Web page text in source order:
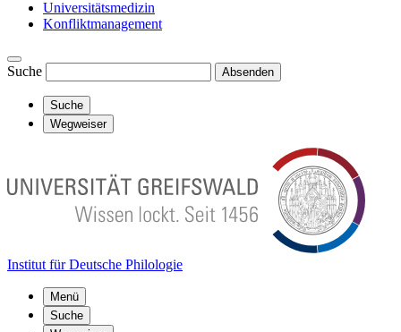
Universitätsmedizin
Konfliktmanagement
Suche Absenden
Suche
Wegweiser
Institut für Deutsche Philologie
Menü
Suche